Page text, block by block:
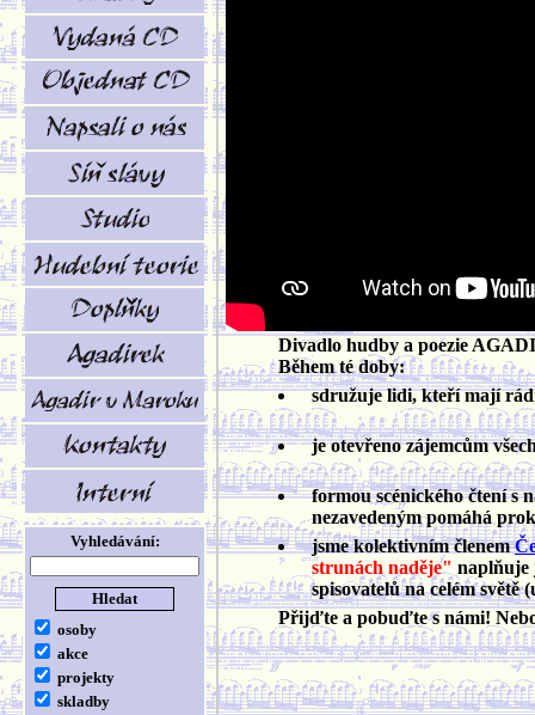
Vyhledávání:
osoby
akce
projekty
skladby
Divadlo hudby a poezie
Během té doby:
sdružuje lidi, kteří mají
je otevřeno zájemcům
formou scénického čtení s
nezavedeným pomáhá
jsme kolektivním členem
strunách naděje" naplňuje
spisovatelů na celém světě
Přijďte a pobuďte s námi!